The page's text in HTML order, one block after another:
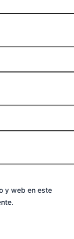
y web en este